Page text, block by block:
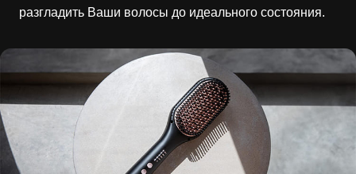
разгладить Ваши волосы до идеального состояния.